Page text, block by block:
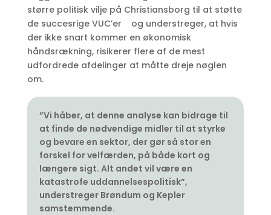
større politisk vilje på Christiansborg til at støtte
de succesrige VUC’er og understreger, at hvis
der ikke snart kommer en økonomisk
håndsrækning, risikerer flere af de mest
udfordrede afdelinger at måtte dreje nøglen
om.
”Vi håber, at denne analyse kan bidrage til
at finde de nødvendige midler til at styrke
og bevare en sektor, der gør så stor en
forskel for velfærden, på både kort og
længere sigt. Alt andet vil være en
katastrofe uddannelsespolitisk”,
understreger Brøndum og Kepler
samstemmende.